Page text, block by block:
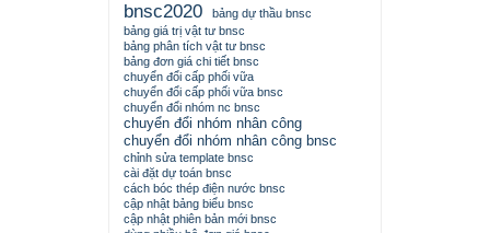
bnsc2020
bảng dự thầu bnsc
bảng giá trị vật tư bnsc
bảng phân tích vật tư bnsc
bảng đơn giá chi tiết bnsc
chuyển đổi cấp phối vữa
chuyển đổi cấp phối vữa bnsc
chuyển đổi nhóm nc bnsc
chuyển đổi nhóm nhân công
chuyển đổi nhóm nhân công bnsc
chỉnh sửa template bnsc
cài đặt dự toán bnsc
cách bóc thép điện nước bnsc
cập nhật bảng biểu bnsc
cập nhật phiên bản mới bnsc